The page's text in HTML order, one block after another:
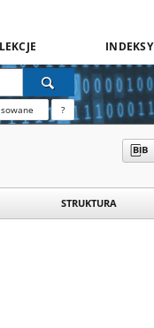
INDEKSY
?
STRUKTURA